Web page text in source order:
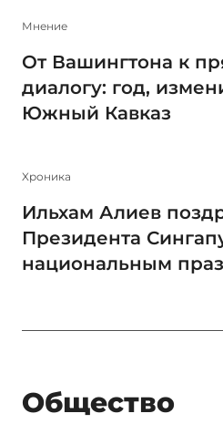
Мнение
От Вашингтона к
диалогу: год,
Южный Кавказ
Xроника
Ильхам Алиев
Президента
национальным
Общество